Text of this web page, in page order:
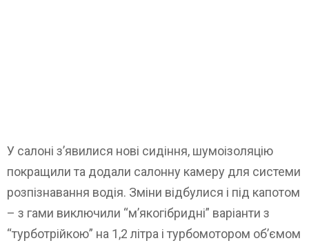
У салоні з’явилися нові сидіння, шумоізоляцію
покращили та додали салонну камеру для системи
розпізнавання водія. Зміни відбулися і під капотом
– з гами виключили “м’якогібридні” варіанти з
“турботрійкою” на 1,2 літра і турбомотором об’ємом